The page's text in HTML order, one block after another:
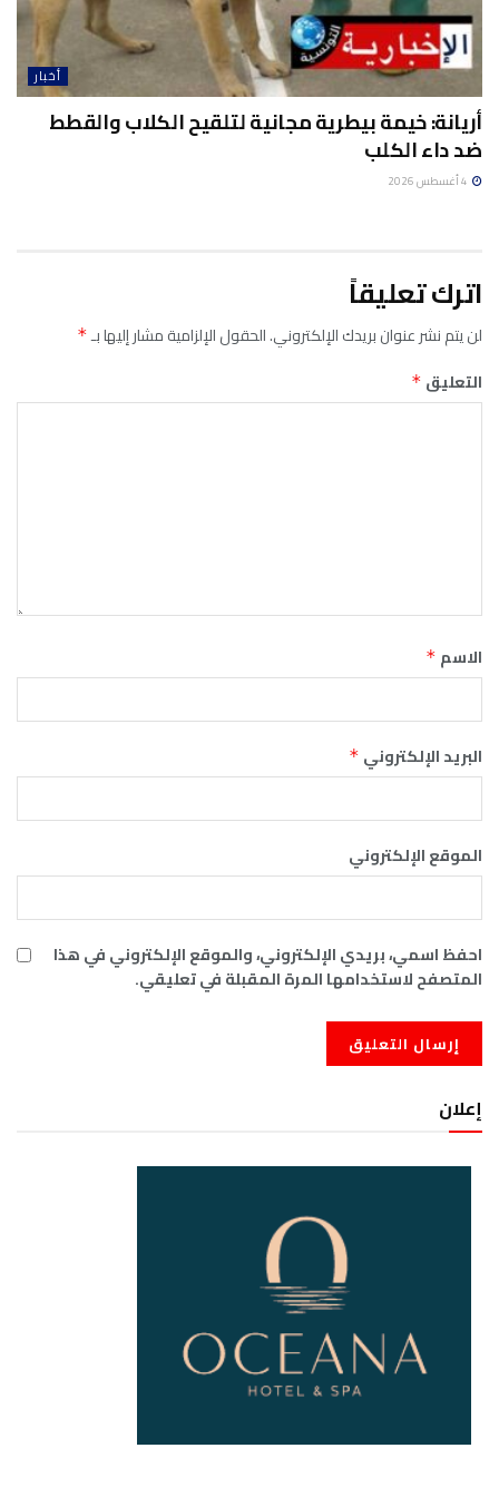
أخبار
أريانة: خيمة بيطرية مجانية لتلقيح الكلاب والقطط
ضد داء الكلب
اترك تعليقاً
لن يتم نشر عنوان بريدك الإلكتروني.الحقول الإلزامية مشار إليها بـ*
التعليق *
الاسم *
البريد الإلكتروني *
الموقع الإلكتروني
احفظ اسمي، بريدي الإلكتروني، والموقع الإلكتروني في هذا
المتصفح لاستخدامها المرة المقبلة في تعليقي.
إعلان